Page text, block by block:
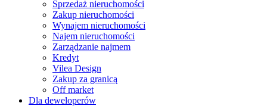
Sprzedaż nieruchomości
Zakup nieruchomości
Wynajem nieruchomości
Najem nieruchomości
Zarządzanie najmem
Kredyt
Vilea Design
Zakup za granicą
Off market
Dla deweloperów